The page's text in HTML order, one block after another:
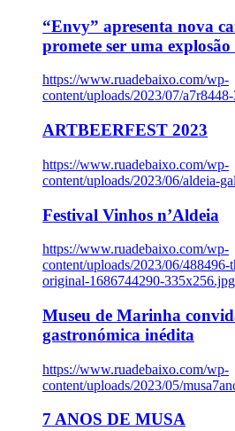
“Envy” apresenta nova
promete ser uma explosão
https://www.ruadebaixo.com/wp-
content/uploads/2023/07/
ARTBEERFEST 2023
https://www.ruadebaixo.com/wp-
content/uploads/2023/06/aldeia-
Festival Vinhos n’Aldeia
https://www.ruadebaixo.com/wp-
content/uploads/2023/06/
original-1686744290-335x256.jpg
Museu de Marinha
gastronómica inédita
https://www.ruadebaixo.com/wp-
content/uploads/2023/05/
7 ANOS DE MUSA